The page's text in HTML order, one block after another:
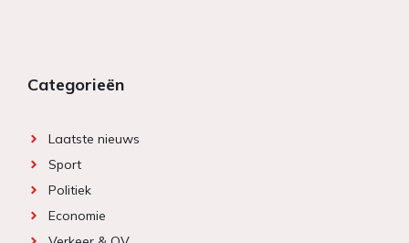
Categorieën
Laatste nieuws
Sport
Politiek
Economie